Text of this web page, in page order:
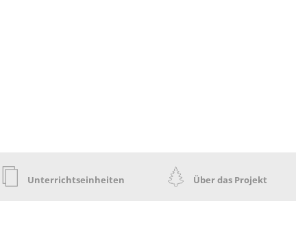
Unterrichtseinheiten Über das Projekt